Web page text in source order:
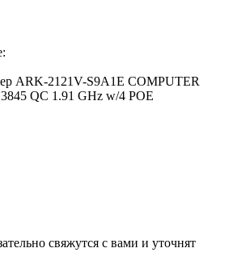
ARK-2121V-S9A1E COMPUTER
QC 1.91 GHz w/4 POE
свяжутся с вами и уточнят